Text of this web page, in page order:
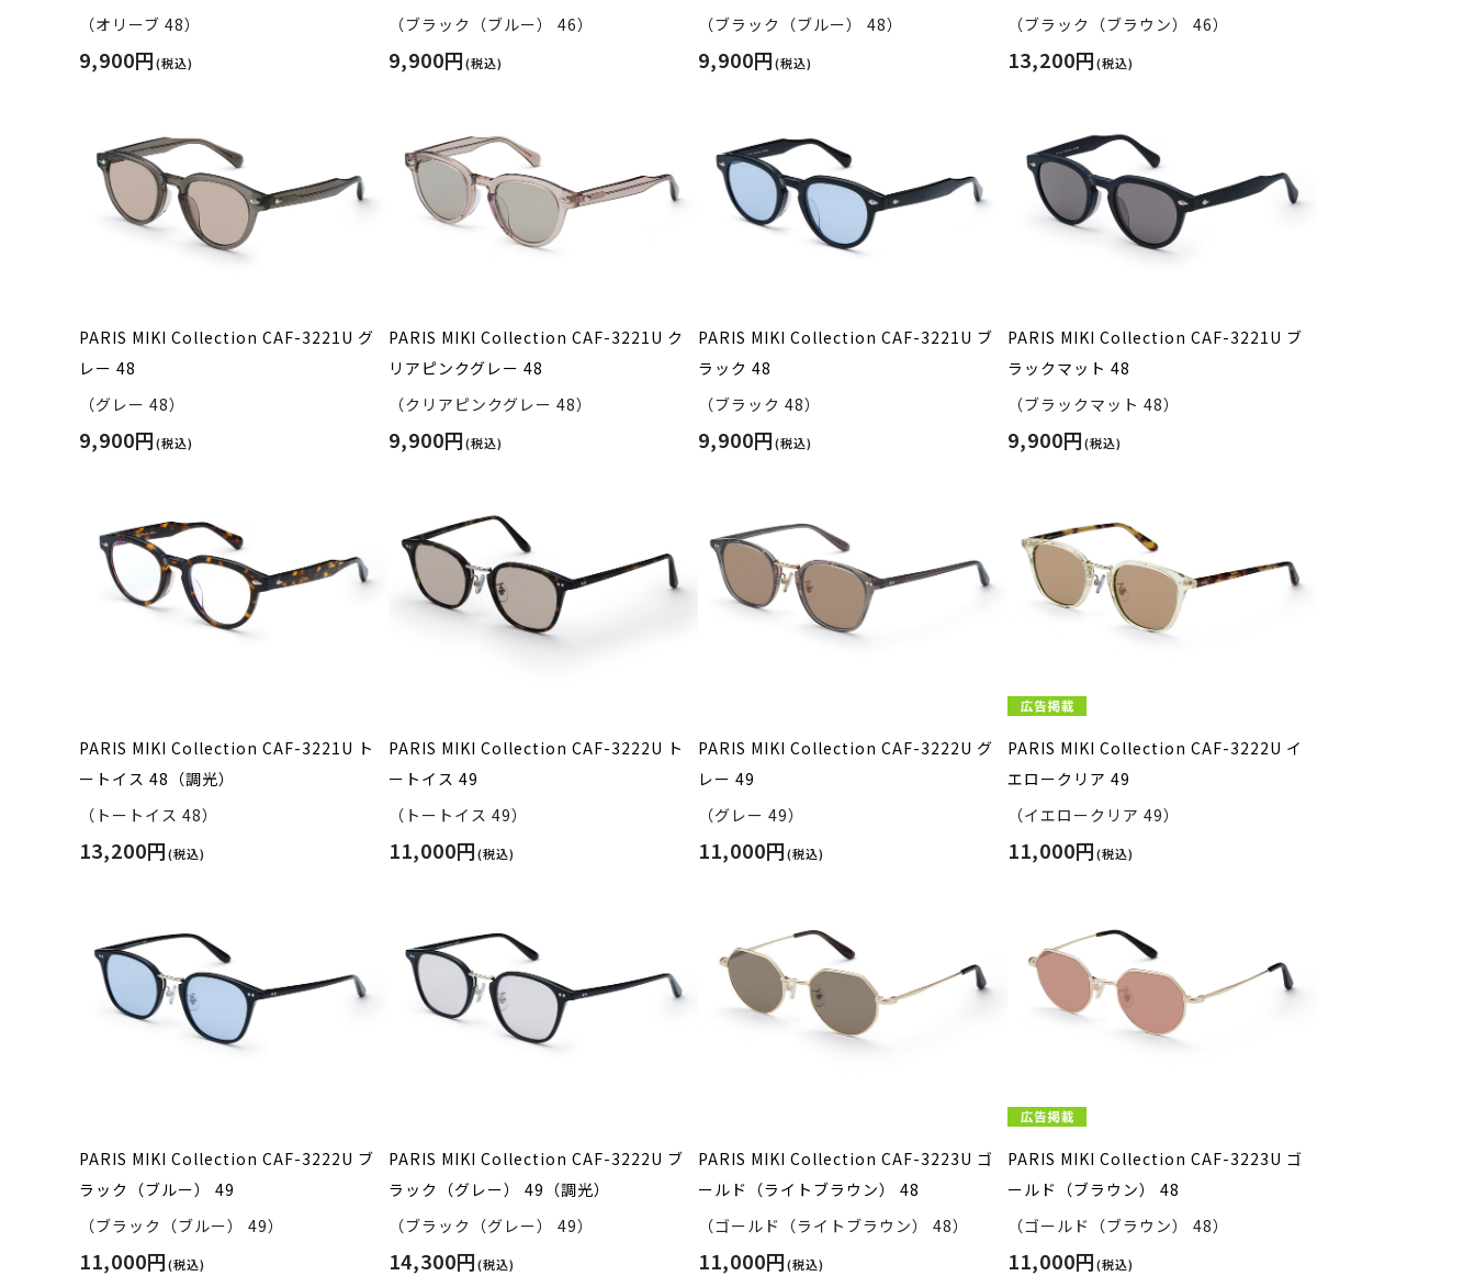
（オリーブ 48）
9,900円(税込)
（ブラック（ブルー） 46）
9,900円(税込)
（ブラック（ブルー） 48）
9,900円(税込)
（ブラック（ブラウン） 46）
13,200円(税込)
PARIS MIKI Collection CAF-3221U グ
レー 48
（グレー 48）
9,900円(税込)
PARIS MIKI Collection CAF-3221U ク
リアピンクグレー 48
（クリアピンクグレー 48）
9,900円(税込)
PARIS MIKI Collection CAF-3221U ブ
ラック 48
（ブラック 48）
9,900円(税込)
PARIS MIKI Collection CAF-3221U ブ
ラックマット 48
（ブラックマット 48）
9,900円(税込)
PARIS MIKI Collection CAF-3221U ト
ートイス 48（調光）
（トートイス 48）
13,200円(税込)
PARIS MIKI Collection CAF-3222U ト
ートイス 49
（トートイス 49）
11,000円(税込)
PARIS MIKI Collection CAF-3222U グ
レー 49
（グレー 49）
11,000円(税込)
PARIS MIKI Collection CAF-3222U イ
エロークリア 49
（イエロークリア 49）
11,000円(税込)
PARIS MIKI Collection CAF-3222U ブ
ラック（ブルー） 49
（ブラック（ブルー） 49）
11,000円(税込)
PARIS MIKI Collection CAF-3222U ブ
ラック（グレー） 49（調光）
（ブラック（グレー） 49）
14,300円(税込)
PARIS MIKI Collection CAF-3223U ゴ
ールド（ライトブラウン） 48
（ゴールド（ライトブラウン） 48）
11,000円(税込)
PARIS MIKI Collection CAF-3223U ゴ
ールド（ブラウン） 48
（ゴールド（ブラウン） 48）
11,000円(税込)